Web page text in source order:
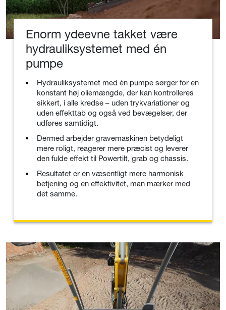
Enorm ydeevne takket være
hydrauliksystemet med én
pumpe
Hydrauliksystemet med én pumpe sørger for en
konstant høj oliemængde, der kan kontrolleres
sikkert, i alle kredse – uden trykvariationer og
uden effekttab og også ved bevægelser, der
udføres samtidigt.
Dermed arbejder gravemaskinen betydeligt
mere roligt, reagerer mere præcist og leverer
den fulde effekt til Powertilt, grab og chassis.
Resultatet er en væsentligt mere harmonisk
betjening og en effektivitet, man mærker med
det samme.